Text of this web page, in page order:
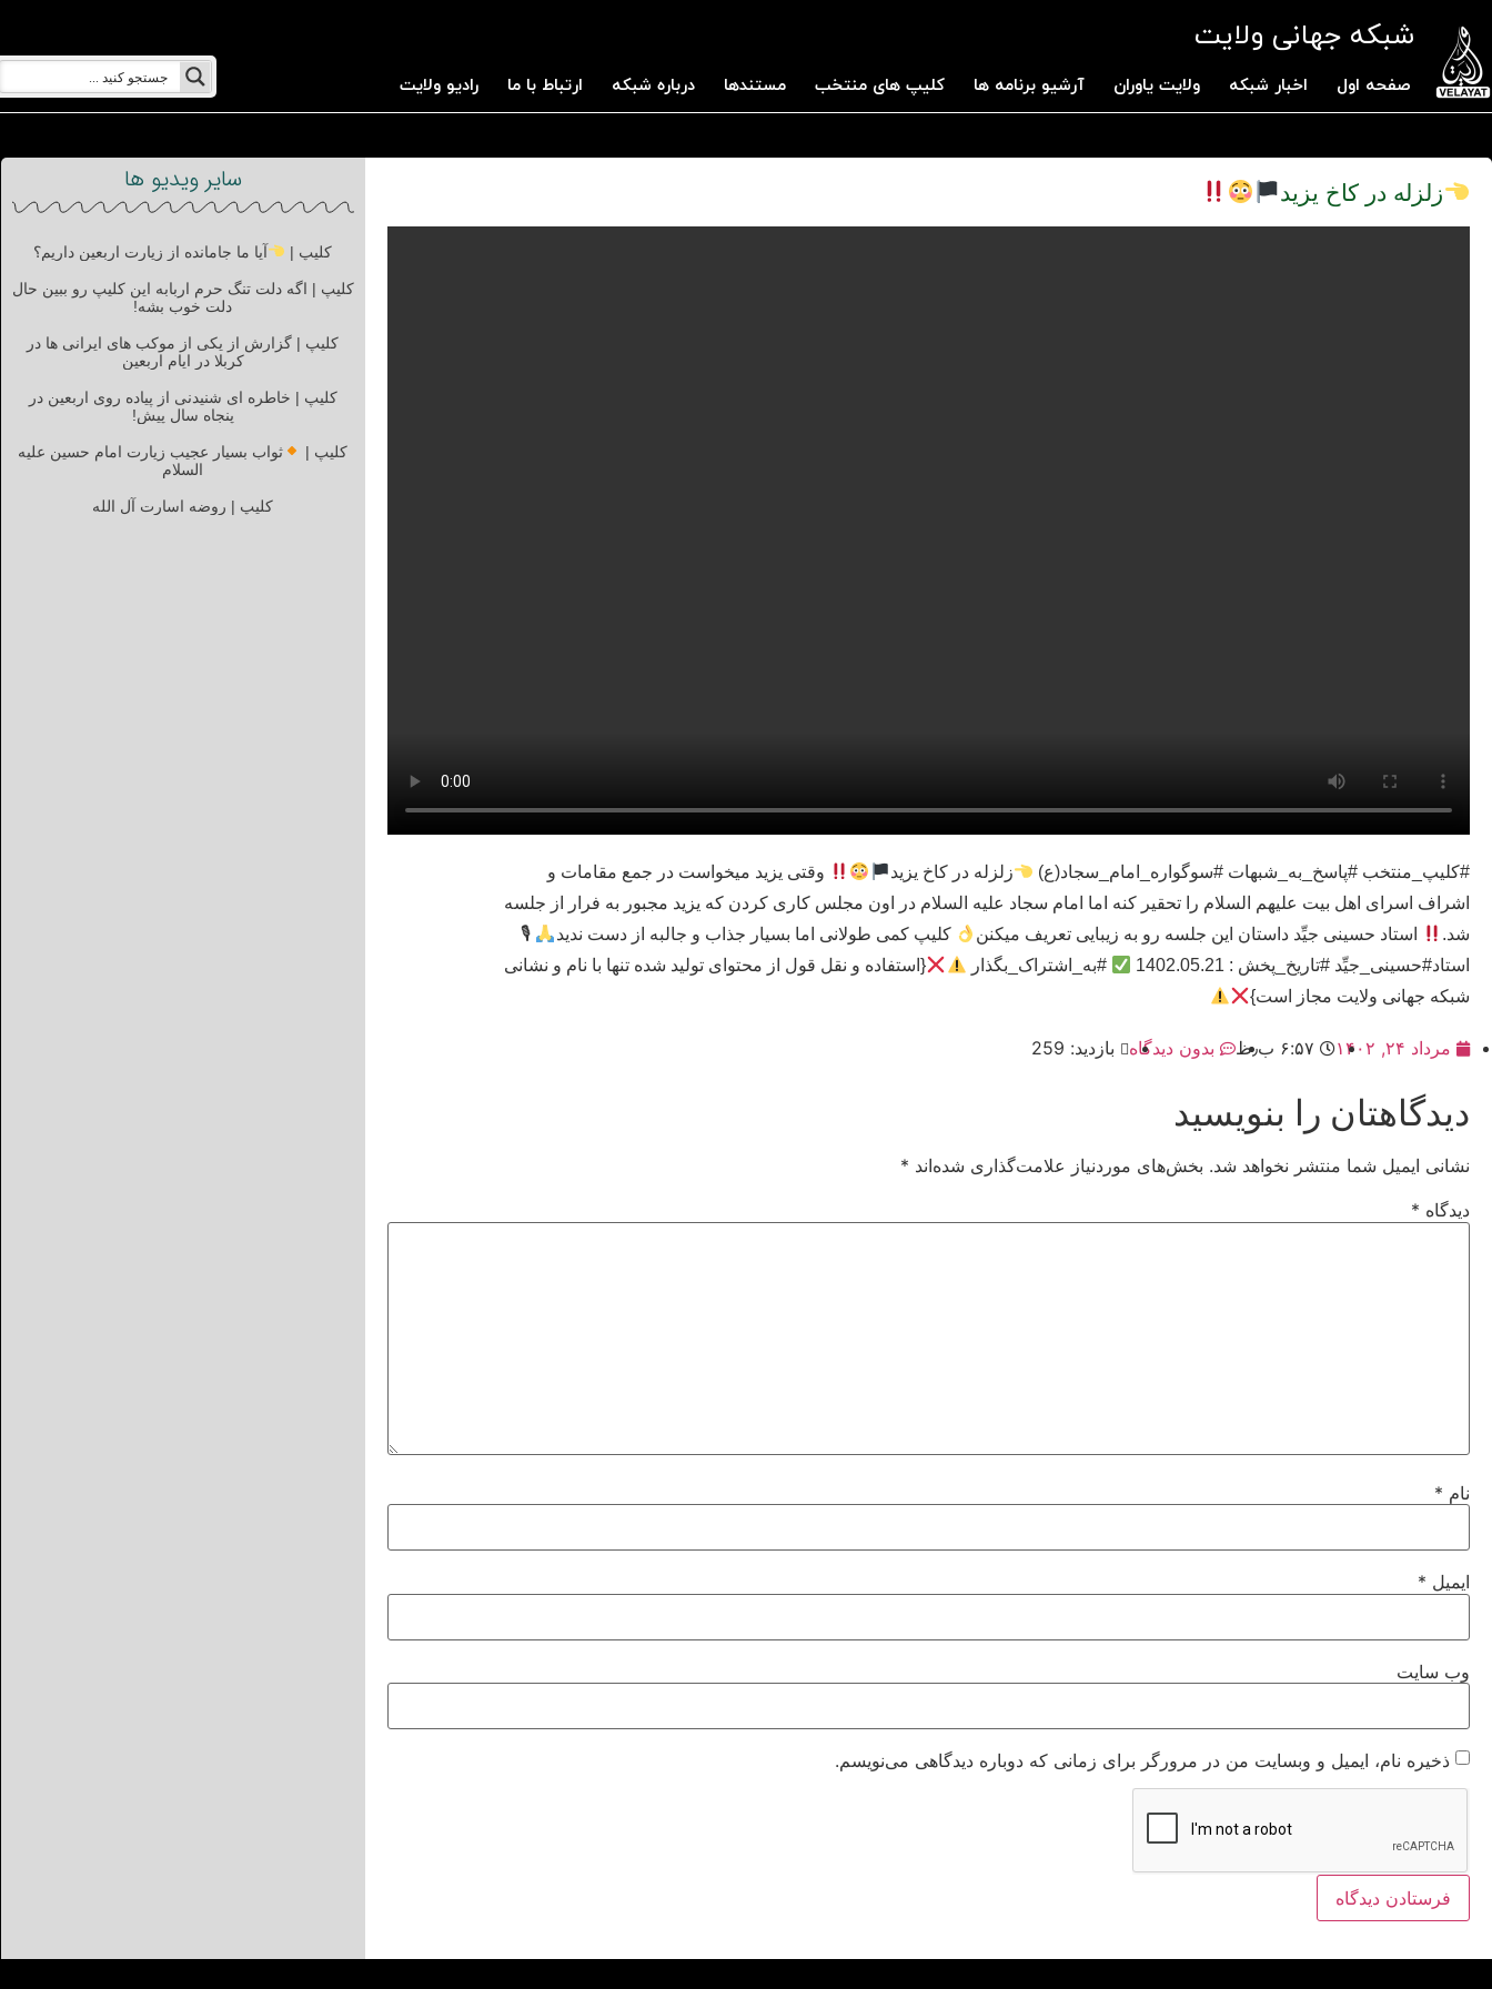
شبکه جهانی ولایت
صفحه اول اخبار شبکه ولایت یاوران آرشیو برنامه ها کلیپ های منتخب مستندها درباره شبکه ارتباط با ما رادیو ولایت
زلزله در کاخ یزید
#کلیپ_منتخب #پاسخ_به_شبهات #سوگواره_امام_سجاد(ع) زلزله در کاخ یزید
وقتی یزید میخواست در جمع مقامات و
اشراف اسرای اهل بیت علیهم السلام را تحقیر کنه اما امام سجاد علیه السلام در اون مجلس کاری کردن که یزید مجبور به فرار از جلسه
شد.
استاد حسینی جیِّد داستان این جلسه رو به زیبایی تعریف میکنن کلیپ کمی طولانی اما بسیار جذاب و جالبه از دست ندید
🎙
استاد#حسینی_جیِّد #تاریخ_پخش : 1402.05.21
#به_اشتراک_بگذار
{استفاده و نقل قول از محتوای تولید شده تنها با نام و نشانی
شبکه جهانی ولایت مجاز است}
مرداد ۲۴, ۱۴۰۲ ۶:۵۷ ب٫ظ بدون دیدگاه بازدید: 259
دیدگاهتان را بنویسید
نشانی ایمیل شما منتشر نخواهد شد. بخش‌های موردنیاز علامت‌گذاری شده‌اند *
دیدگاه *
نام *
ایمیل *
وب‌ سایت
ذخیره نام، ایمیل و وبسایت من در مرورگر برای زمانی که دوباره دیدگاهی می‌نویسم.
سایر ویدیو ها
کلیپ | آیا ما جامانده از زیارت اربعین داریم؟
کلیپ | اگه دلت تنگ حرم اربابه این کلیپ رو ببین حال
دلت خوب بشه!
کلیپ | گزارش از یکی از موکب های ایرانی ها در
کربلا در ایام اربعین
کلیپ | خاطره ای شنیدنی از پیاده روی اربعین در
پنجاه سال پیش!
کلیپ |
ثواب بسیار عجیب زیارت امام حسین علیه
السلام
کلیپ | روضه اسارت آل الله